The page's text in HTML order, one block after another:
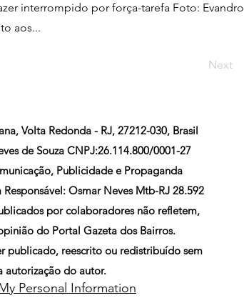
interrompido por força-tarefa Foto: Evandro
aos...
Next
Volta Redonda - RJ, 27212-030, Brasil
de Souza CNPJ:26.114.800/0001-27
Publicidade e Propaganda
Osmar Neves Mtb-RJ 28.592
por colaboradores não refletem,
do Portal Gazeta dos Bairros.
publicado, reescrito ou redistribuído sem
autorização do autor.
Personal Information